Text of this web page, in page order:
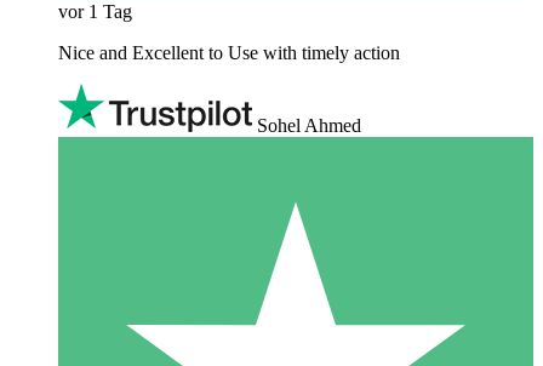
vor 1 Tag
Nice and Excellent to Use with timely action
Sohel Ahmed